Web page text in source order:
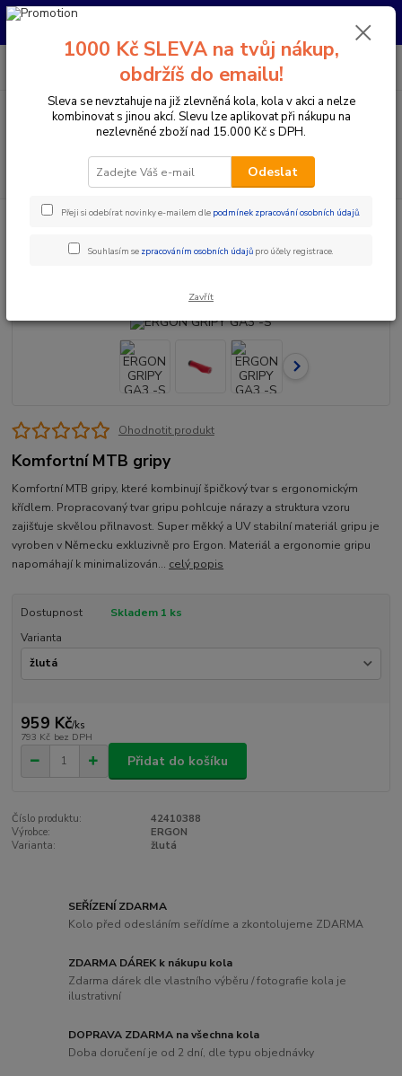
Pro nachystání kola / doplňků na prodejně si prosím zavolejte dopředu.
Menu
CZK
PO-PÁ 10:00-17:00 | SO: 9:00-12:00
Komponenty na kolo Gripy a omotávky
Gripy klasické / MTB
Ohodnotit produkt
Komfortní MTB gripy
Komfortní MTB gripy, které kombinují špičkový tvar s ergonomickým
křídlem. Propracovaný tvar gripu pohlcuje nárazy a struktura vzoru
zajišťuje skvělou přilnavost. Super měkký a UV stabilní materiál gripu je
vyroben v Německu exkluzivně pro Ergon. Materiál a ergonomie gripu
napomáhají k minimalizován... celý popis
Dostupnost
Skladem 1 ks
Varianta
959 Kč/ks
793 Kč bez DPH
Přidat do košíku
Číslo produktu:
42410388
Výrobce:
ERGON
Varianta:
žlutá
SEŘÍZENÍ ZDARMA
Kolo před odesláním seřídíme a zkontolujeme ZDARMA
ZDARMA DÁREK k nákupu kola
Zdarma dárek dle vlastního výběru / fotografie kola je
ilustrativní
DOPRAVA ZDARMA na všechna kola
Doba doručení je od 2 dní, dle typu objednávky
1000 Kč SLEVA na tvůj nákup,
obdržíš do emailu!
Sleva se nevztahuje na již zlevněná kola, kola v akci a nelze
kombinovat s jinou akcí. Slevu lze aplikovat při nákupu na
nezlevněné zboží nad 15.000 Kč s DPH.
Odeslat
Přeji si odebírat novinky e-mailem dle podmínek zpracování osobních údajů.
Souhlasím se zpracováním osobních údajů pro účely registrace.
Zavřít